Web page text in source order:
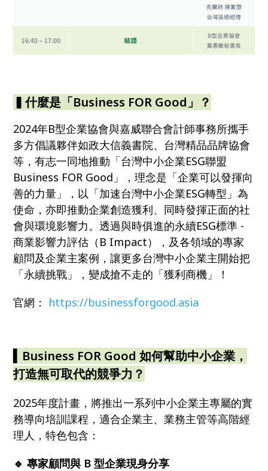
▍什麼是「Business FOR Good」？
2024年B型企業協會與嘉威聯合會計師事務所攜手
多方倡議夥伴如政大信義書院、台灣精品品牌協會
等，有志一同地推動「台灣中小企業ESG聯盟
Business FOR Good」，理念是「企業可以發揮向
善的力量」，以「加速台灣中小企業ESG轉型」為
使命，亦即推動企業創造獲利、同時發揮正面的社
會與環境影響力。透過與時俱進的永續ESG標準 -
商業影響力評估（B Impact），及各領域的專家
顧問及企業主案例，讓更多台灣中小企業主開始把
「永續挑戰」，變成搶不走的「獲利商機」！
官網： https://businessforgood.asia
▍Business FOR Good 如何幫助中小企業，
打造無可取代的競爭力？
2025年度計畫，將推出一系列中小企業主專屬的實
務導向培訓課程，適合企業主、業務主管等高階經
理人，特色包含：
🔹 專家顧問與 B 型企業現身分享